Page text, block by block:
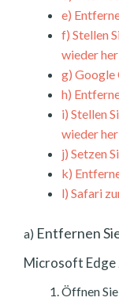
e)
f) Stellen
wieder her
g) Google
h)
i) Stellen
wieder her
j) Setzen
k)
l) Safari
a) Entfernen
Microsoft Edge
Öffnen